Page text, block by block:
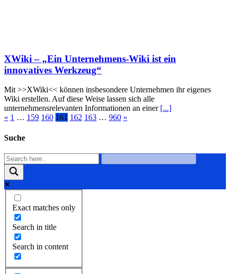
XWiki – „Ein Unternehmens-Wiki ist ein
innovatives Werkzeug“
Mit >>XWiki<< können insbesondere Unternehmen ihr eigenes
Wiki erstellen. Auf diese Weise lassen sich alle
unternehmensrelevanten Informationen an einer [...]
« 1 … 159 160 161 162 163 … 960 »
Suche
Exact matches only
Search in title
Search in content